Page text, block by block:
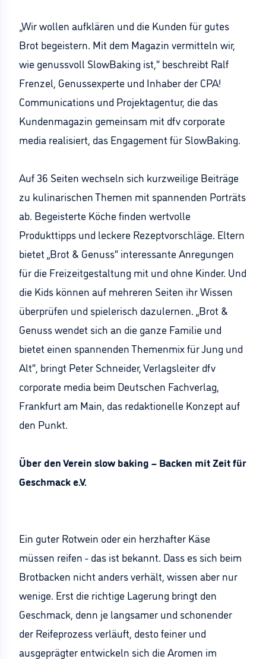
„Wir wollen aufklären und die Kunden für gutes
Brot begeistern. Mit dem Magazin vermitteln wir,
wie genussvoll SlowBaking ist,“ beschreibt Ralf
Frenzel, Genussexperte und Inhaber der CPA!
Communications und Projektagentur, die das
Kundenmagazin gemeinsam mit dfv corporate
media realisiert, das Engagement für SlowBaking.
Auf 36 Seiten wechseln sich kurzweilige Beiträge
zu kulinarischen Themen mit spannenden Porträts
ab. Begeisterte Köche finden wertvolle
Produkttipps und leckere Rezeptvorschläge. Eltern
bietet „Brot & Genuss“ interessante Anregungen
für die Freizeitgestaltung mit und ohne Kinder. Und
die Kids können auf mehreren Seiten ihr Wissen
überprüfen und spielerisch dazulernen. „Brot &
Genuss wendet sich an die ganze Familie und
bietet einen spannenden Themenmix für Jung und
Alt“, bringt Peter Schneider, Verlagsleiter dfv
corporate media beim Deutschen Fachverlag,
Frankfurt am Main, das redaktionelle Konzept auf
den Punkt.
Über den Verein slow baking – Backen mit Zeit für
Geschmack e.V.
Ein guter Rotwein oder ein herzhafter Käse
müssen reifen - das ist bekannt. Dass es sich beim
Brotbacken nicht anders verhält, wissen aber nur
wenige. Erst die richtige Lagerung bringt den
Geschmack, denn je langsamer und schonender
der Reifeprozess verläuft, desto feiner und
ausgeprägter entwickeln sich die Aromen im